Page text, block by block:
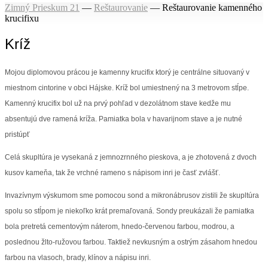
Zimný Prieskum 21 — Reštaurovanie — Reštaurovanie kamenného
krucifixu
Kríž
Mojou diplomovou prácou je kamenny krucifix ktorý je centrálne situovaný v
miestnom cintorine v obci Hájske. Kríž bol umiestnený na 3 metrovom stĺpe.
Kamenný krucifix bol už na prvý pohľad v dezolátnom stave kedže mu
absentujú dve ramená kríža. Pamiatka bola v havarijnom stave a je nutné
pristúpť
Celá skupltúra je vysekaná z jemnozrnného pieskova, a je zhotovená z dvoch
kusov kameňa, tak že vrchné rameno s nápisom inri je časť zvlášť.
Invazívnym výskumom sme pomocou sond a mikronábrusov zistili že skupltúra
spolu so stĺpom je niekoľko krát premaľovaná. Sondy preukázali že pamiatka
bola pretretá cementovým náterom, hnedo-červenou farbou, modrou, a
poslednou žlto-ružovou farbou. Taktiež nevkusným a ostrým zásahom hnedou
farbou na vlasoch, brady, klínov a nápisu inri.